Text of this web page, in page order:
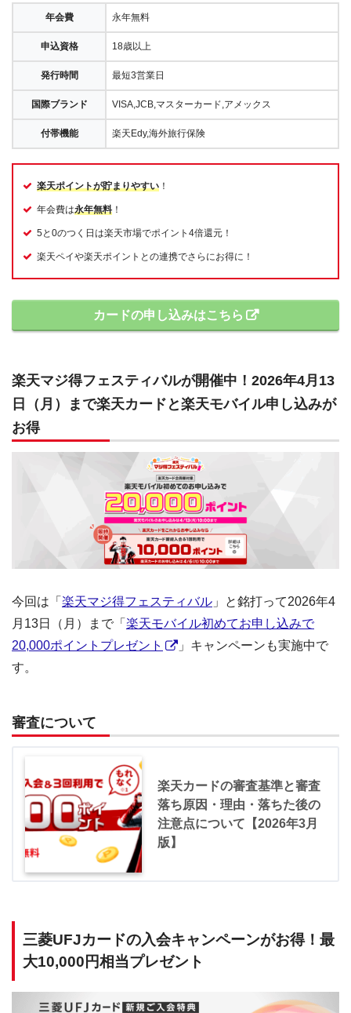
年会費 永年無料
申込資格 18歳以上
発行時間 最短3営業日
国際ブランド VISA,JCB,マスターカード,アメックス
付帯機能 楽天Edy,海外旅行保険
楽天ポイントが貯まりやすい ！
年会費は永年無料 ！
5と0のつく日は楽天市場でポイント4倍還元！
楽天ペイや楽天ポイントとの連携でさらにお得に！
カードの申し込みはこちら
楽天マジ得フェスティバルが開催中！2026年4月13
日（月）まで楽天カードと楽天モバイル申し込みが
お得
今回は「 楽天マジ得フェスティバル 」と銘打って2026年4
月13日（月）まで「 楽天モバイル初めてお申し込みで
20,000ポイントプレゼント
」キャンペーンも実施中で
す。
審査について
楽天カードの審査基準と審査
落ち原因・理由・落ちた後の
注意点について【2026年3月
版】
三菱UFJカードの入会キャンペーンがお得！最
大10,000円相当プレゼント